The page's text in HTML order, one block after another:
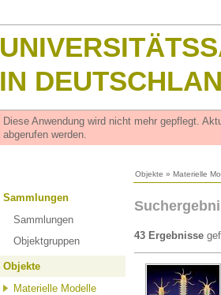
IN
Diese Anwendung wird nicht mehr gepflegt.
abgerufen werden.
Objekte » Materielle
Sammlungen
Sammlungen
Objektgruppen
Objekte
Materielle Modelle
43 Ergebnisse